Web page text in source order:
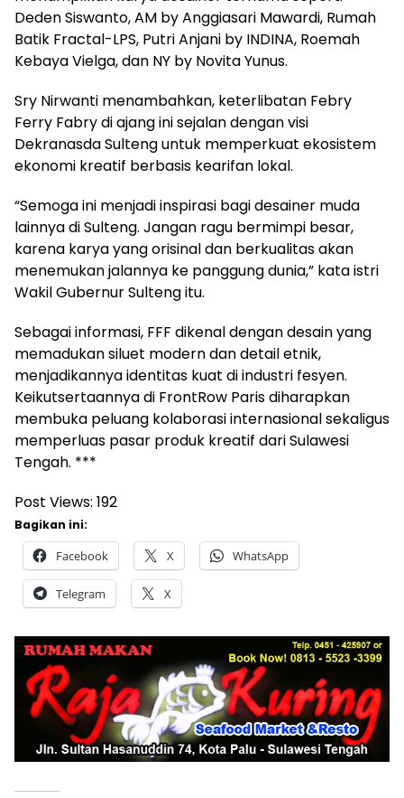
Deden Siswanto, AM by Anggiasari Mawardi, Rumah
Batik Fractal-LPS, Putri Anjani by INDINA, Roemah
Kebaya Vielga, dan NY by Novita Yunus.
Sry Nirwanti menambahkan, keterlibatan Febry
Ferry Fabry di ajang ini sejalan dengan visi
Dekranasda Sulteng untuk memperkuat ekosistem
ekonomi kreatif berbasis kearifan lokal.
“Semoga ini menjadi inspirasi bagi desainer muda
lainnya di Sulteng. Jangan ragu bermimpi besar,
karena karya yang orisinal dan berkualitas akan
menemukan jalannya ke panggung dunia,” kata istri
Wakil Gubernur Sulteng itu.
Sebagai informasi, FFF dikenal dengan desain yang
memadukan siluet modern dan detail etnik,
menjadikannya identitas kuat di industri fesyen.
Keikutsertaannya di FrontRow Paris diharapkan
membuka peluang kolaborasi internasional sekaligus
memperluas pasar produk kreatif dari Sulawesi
Tengah. ***
Post Views: 192
Bagikan ini:
Facebook X WhatsApp
Telegram X